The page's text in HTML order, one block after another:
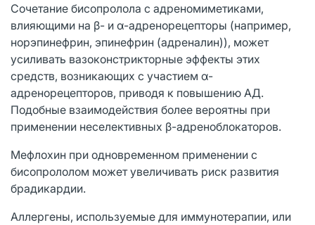
Сочетание бисопролола с адреномиметиками,
влияющими на β- и α-адренорецепторы (например,
норэпинефрин, эпинефрин (адреналин)), может
усиливать вазоконстрикторные эффекты этих
средств, возникающих с участием α-
адренорецепторов, приводя к повышению АД.
Подобные взаимодействия более вероятны при
применении неселективных β-адреноблокаторов.
Мефлохин при одновременном применении с
бисопрололом может увеличивать риск развития
брадикардии.
Аллергены, используемые для иммунотерапии, или